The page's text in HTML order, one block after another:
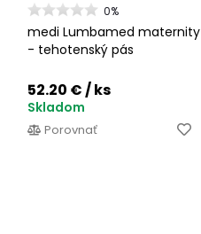
0%
medi Lumbamed maternity
- tehotenský pás
52.20 €/ ks
Skladom
Porovnať